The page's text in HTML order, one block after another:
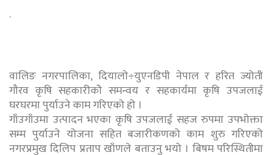
.
वालिङ नगरपालिका, दियालो÷युएनडिपी नेपाल र हरित ज्योती
गौरव कृषि सहकारीकोे समन्वय र सहकार्यमा कृषि उपजलाई
घरघरमा पुर्याउने काम गरिएको हो ।
गाँउगाँउमा उत्पादन भएका कृषि उपजलाई सहज रुपमा उपभोक्ता
सम्म पुर्याउने योजना सहित बजारीकणको काम शुरु गरिएको
नगरप्रमुख दिलिप प्रताप खाँणले बताउनु भयो । बिषम परिस्थितीमा